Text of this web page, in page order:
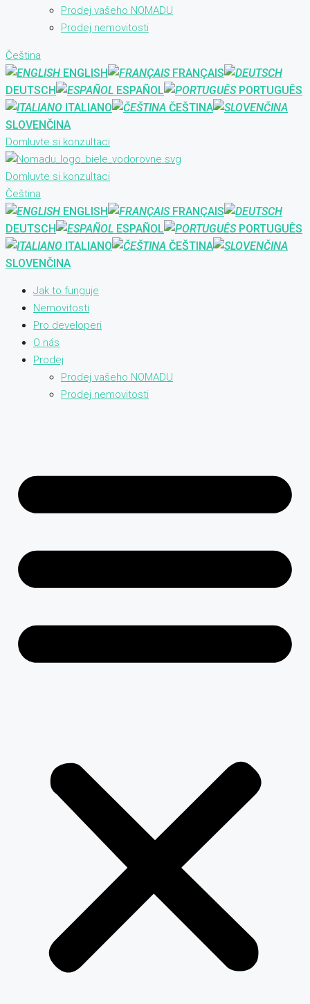
Prodej vašeho NOMADU
Prodej nemovitosti
Čeština
ENGLISH
FRANÇAIS
DEUTSCH
ESPAÑOL
PORTUGUÊS
ITALIANO
ČEŠTINA
SLOVENČINA
Domluvte si konzultaci
Domluvte si konzultaci
Čeština
ENGLISH
FRANÇAIS
DEUTSCH
ESPAÑOL
PORTUGUÊS
ITALIANO
ČEŠTINA
SLOVENČINA
Jak to funguje
Nemovitosti
Pro developeri
O nás
Prodej
Prodej vašeho NOMADU
Prodej nemovitosti